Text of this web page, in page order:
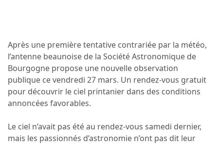
Après une première tentative contrariée par la météo,
l’antenne beaunoise de la Société Astronomique de
Bourgogne propose une nouvelle observation
publique ce vendredi 27 mars. Un rendez-vous gratuit
pour découvrir le ciel printanier dans des conditions
annoncées favorables.
Le ciel n’avait pas été au rendez-vous samedi dernier,
mais les passionnés d’astronomie n’ont pas dit leur